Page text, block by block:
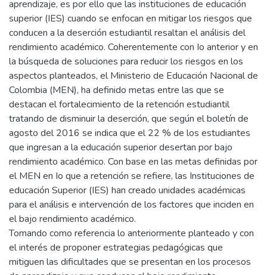
aprendizaje, es por ello que las instituciones de educación
superior (IES) cuando se enfocan en mitigar los riesgos que
conducen a la deserción estudiantil resaltan el análisis del
rendimiento académico. Coherentemente con Io anterior y en
la búsqueda de soluciones para reducir los riesgos en los
aspectos planteados, el Ministerio de Educación Nacional de
Colombia (MEN), ha definido metas entre las que se
destacan el fortalecimiento de la retención estudiantil
tratando de disminuir la deserción, que según el boletín de
agosto del 2016 se indica que el 22 % de los estudiantes
que ingresan a la educación superior desertan por bajo
rendimiento académico. Con base en las metas definidas por
el MEN en Io que a retención se refiere, las Instituciones de
educación Superior (IES) han creado unidades académicas
para el análisis e intervención de los factores que inciden en
el bajo rendimiento académico.
Tomando como referencia lo anteriormente planteado y con
el interés de proponer estrategias pedagógicas que
mitiguen las dificultades que se presentan en los procesos